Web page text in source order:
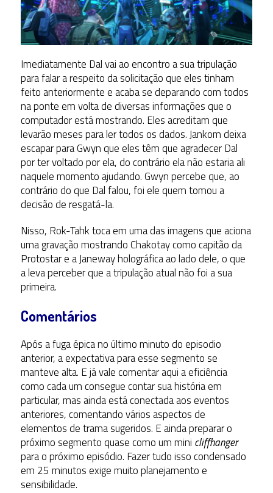
Imediatamente Dal vai ao encontro a sua tripulação
para falar a respeito da solicitação que eles tinham
feito anteriormente e acaba se deparando com todos
na ponte em volta de diversas informações que o
computador está mostrando. Eles acreditam que
levarão meses para ler todos os dados. Jankom deixa
escapar para Gwyn que eles têm que agradecer Dal
por ter voltado por ela, do contrário ela não estaria ali
naquele momento ajudando. Gwyn percebe que, ao
contrário do que Dal falou, foi ele quem tomou a
decisão de resgatá-la.
Nisso, Rok-Tahk toca em uma das imagens que aciona
uma gravação mostrando Chakotay como capitão da
Protostar e a Janeway holográfica ao lado dele, o que
a leva perceber que a tripulação atual não foi a sua
primeira.
Comentários
Após a fuga épica no último minuto do episodio
anterior, a expectativa para esse segmento se
manteve alta. E já vale comentar aqui a eficiência
como cada um consegue contar sua história em
particular, mas ainda está conectada aos eventos
anteriores, comentando vários aspectos de
elementos de trama sugeridos. E ainda preparar o
próximo segmento quase como um mini cliffhanger
para o próximo episódio. Fazer tudo isso condensado
em 25 minutos exige muito planejamento e
sensibilidade.